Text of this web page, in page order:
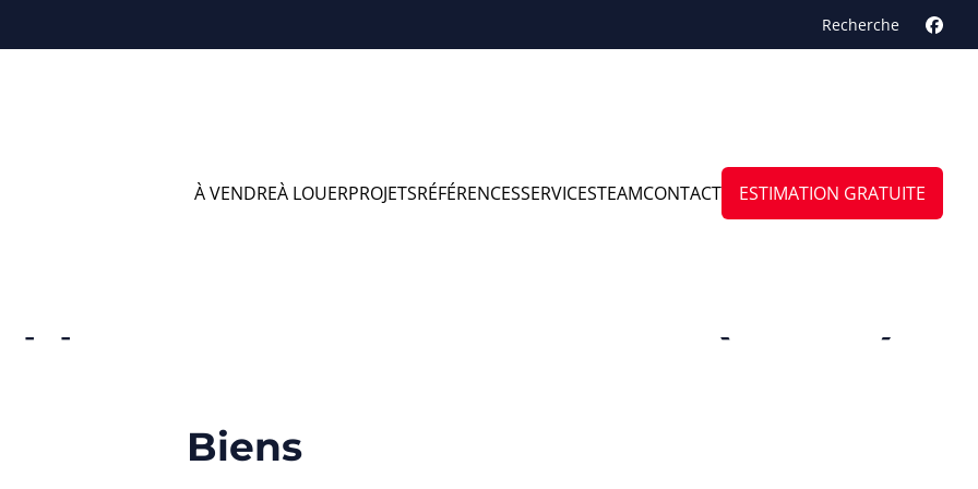
Recherche
À VENDREÀ LOUERPROJETSRÉFÉRENCESSERVICESTEAMCONTACT ESTIMATION GRATUITE
à vendre en Héron (lavoir)
Biens